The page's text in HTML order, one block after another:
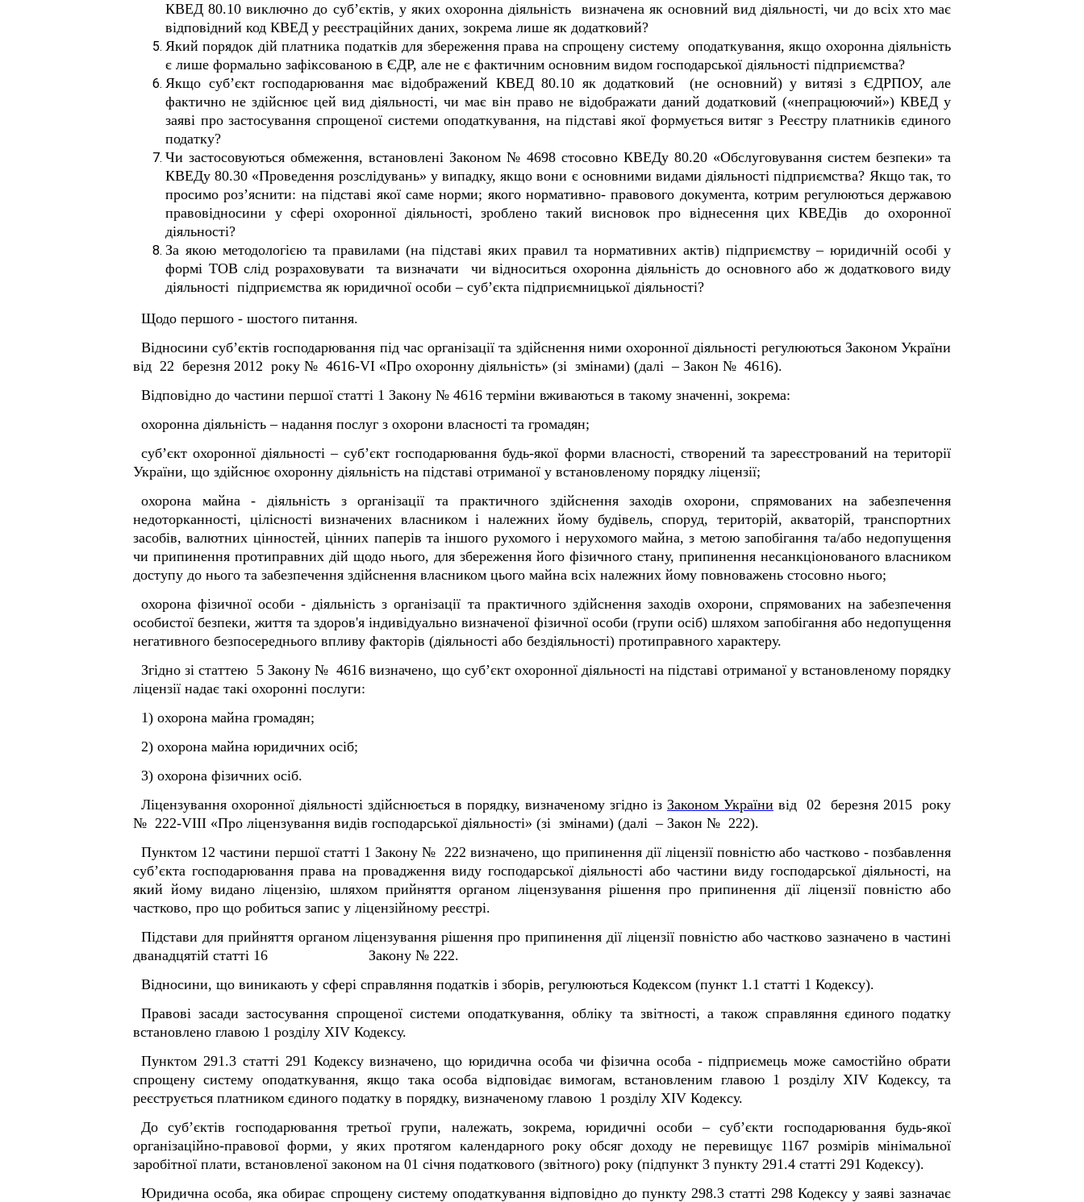
КВЕД 80.10 виключно до суб’єктів, у яких охоронна діяльність визначена як основний вид діяльності, чи до всіххто має
відповідний код КВЕД у реєстраційних даних, зокрема лише як додатковий?
Який порядок дій платника податків для збереження права на спрощену систему оподаткування, якщо охоронна діяльність
є лише формально зафіксованою в ЄДР, але не є фактичним основним видом господарської діяльності підприємства?
Якщо суб’єкт господарювання має відображений КВЕД 80.10 як додатковий (не основний) у витязі з ЄДРПОУ, але
фактично не здійснює цей вид діяльності, чи має він право не відображати даний додатковий («непрацюючий») КВЕД у
заяві про застосування спрощеної системи оподаткування, на підставі якої формується витяг з Реєстру платників єдиного
податку?
Чи застосовуються обмеження, встановлені Законом № 4698 стосовно КВЕДу 80.20 «Обслуговування систем безпеки» та
КВЕДу 80.30 «Проведення розслідувань» у випадку, якщо вони є основними видами діяльності підприємства? Якщо так, то
просимо роз’яснити: на підставі якої саме норми; якого нормативно- правового документа, котрим регулюються державою
правовідносини у сфері охоронної діяльності, зроблено такий висновок про віднесення цих КВЕДів до охоронної
діяльності?
За якою методологією та правилами (на підставі яких правил та нормативних актів) підприємству – юридичній особі у
формі ТОВ слід розраховувати та визначати чи відноситься охоронна діяльність до основного або ж додаткового виду
діяльності підприємства як юридичної особи – суб’єкта підприємницької діяльності?
Щодо першого - шостого питання.
Відносини суб’єктів господарювання під час організації та здійснення ними охоронної діяльності регулюються Законом України
від 22 березня 2012 року № 4616-VI «Про охоронну діяльність» (зі змінами) (далі – Закон № 4616).
Відповідно до частини першої статті 1 Закону № 4616 терміни вживаються в такому значенні, зокрема:
охоронна діяльність – надання послуг з охорони власності та громадян;
суб’єкт охоронної діяльності – суб’єкт господарювання будь-якої форми власності, створений та зареєстрований на території
України, що здійснює охоронну діяльність на підставі отриманої у встановленому порядку ліцензії;
охорона майна - діяльність з організації та практичного здійснення заходів охорони, спрямованих на забезпечення
недоторканності, цілісності визначених власником і належних йому будівель, споруд, територій, акваторій, транспортних
засобів, валютних цінностей, цінних паперів та іншого рухомого і нерухомого майна, з метою запобігання та/або недопущення
чи припинення протиправних дій щодо нього, для збереження його фізичного стану, припинення несанкціонованого власником
доступу до нього та забезпечення здійснення власником цього майна всіх належних йому повноважень стосовно нього;
охорона фізичної особи - діяльність з організації та практичного здійснення заходів охорони, спрямованих на забезпечення
особистої безпеки, життя та здоров'я індивідуально визначеної фізичної особи (групи осіб) шляхом запобігання або недопущення
негативного безпосереднього впливу факторів (діяльності або бездіяльності) протиправного характеру.
Згідно зі статтею 5 Закону № 4616 визначено, що суб’єкт охоронної діяльності на підставі отриманої у встановленому порядку
ліцензії надає такі охоронні послуги:
1) охорона майна громадян;
2) охорона майна юридичних осіб;
3) охорона фізичних осіб.
Ліцензування охоронної діяльності здійснюється в порядку, визначеному згідно із Законом України від 02 березня 2015 року
№ 222-VIII «Про ліцензування видів господарської діяльності» (зі змінами) (далі – Закон № 222).
Пунктом 12частини першої статті 1 Закону № 222 визначено, що припинення діїліцензії повністю або частково - позбавлення
суб’єкта господарювання права на провадження виду господарської діяльності або частини виду господарської діяльності, на
який йому видано ліцензію, шляхом прийняття органом ліцензування рішення про припинення дії ліцензії повністю або
частково, про що робиться запис у ліцензійному реєстрі.
Підстави для прийняття органом ліцензування рішення про припинення дії ліцензії повністю або частково зазначено в частині
дванадцятій статті 16 Закону № 222.
Відносини, що виникають у сфері справляння податків і зборів, регулюються Кодексом (пункт 1.1 статті 1 Кодексу).
Правові засади застосування спрощеної системи оподаткування, обліку та звітності, а також справляння єдиного податку
встановлено главою 1 розділу XIV Кодексу.
Пунктом 291.3 статті 291 Кодексу визначено, що юридична особа чи фізична особа - підприємець може самостійно обрати
спрощену систему оподаткування, якщо така особа відповідає вимогам, встановленим главою 1 розділу XIV Кодексу, та
реєструється платником єдиного податку в порядку, визначеному главою 1 розділу XIV Кодексу.
До суб’єктів господарювання третьої групи, належать, зокрема, юридичні особи – суб’єкти господарювання будь-якої
організаційно-правової форми, у яких протягом календарного року обсяг доходу не перевищує 1167 розмірів мінімальної
заробітної плати, встановленої законом на 01 січня податкового (звітного) року (підпункт 3 пункту 291.4 статті 291 Кодексу).
Юридична особа, яка обирає спрощену систему оподаткування відповідно до пункту 298.3 статті 298 Кодексу у заяві зазначає